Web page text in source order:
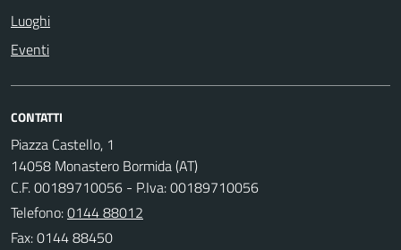
Luoghi
Eventi
CONTATTI
Piazza Castello, 1
14058 Monastero Bormida (AT)
C.F. 00189710056 - P.Iva: 00189710056
Telefono:0144 88012
Fax: 0144 88450